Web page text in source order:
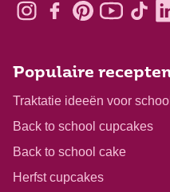
Populaire
Traktatie ideeën voor school
Back to school cupcakes
Back to school cake
Herfst cupcakes